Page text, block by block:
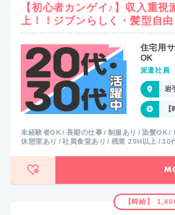
【初心者カンゲイ♪】収入重
上！！ジブンらしく・髪型自由
住宅用
OK
派遣社員
岩
未経験者OK 長期の仕事 制服あり 染髪OK
休憩室あり
社員食堂あり 残業 20H以上 30
【時給】